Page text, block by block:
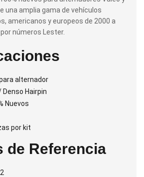
una amplia gama de vehículos
americanos y europeos de 2000 a
números Lester.
alternador
Denso Hairpin
Nuevos
por kit
de Referencia